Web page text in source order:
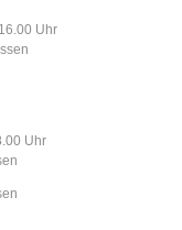
Uhr
Uhr